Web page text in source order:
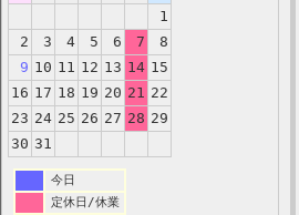
1
2
3 4 5 6 7
8
9 10 11 12 13 14 15
16 17 18 19 20 21 22
23 24 25 26 27 28 29
30 31
今日
定休日/休業